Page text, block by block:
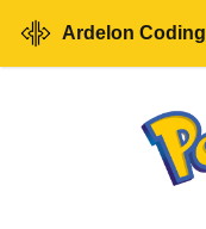
Ardelon Coding